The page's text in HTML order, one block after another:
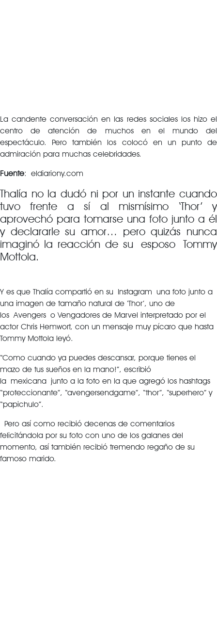
La candente conversación en las redes sociales los hizo el
centro de atención de muchos en el mundo del
espectáculo. Pero también los colocó en un punto de
admiración para muchas celebridades.
Fuente: eldiariony.com
Thalía no la dudó ni por un instante cuando
tuvo frente a sí al mismísimo ‘Thor’ y
aprovechó para tomarse una foto junto a él
y declararle su amor… pero quizás nunca
imaginó la reacción de su esposo Tommy
Mottola.
Y es que Thalía compartió en su Instagram una foto junto a
una imagen de tamaño natural de ‘Thor’, uno de
los Avengers o Vengadores de Marvel interpretado por el
actor Chris Hemwort, con un mensaje muy pícaro que hasta
Tommy Mottola leyó.
“Como cuando ya puedes descansar, porque tienes el
mazo de tus sueños en la mano!”, escribió
la mexicana junto a la foto en la que agregó los hashtags
“proteccionante”, “avengersendgame”, “thor”, “superhero” y
“papichulo”.
Pero así como recibió decenas de comentarios
felicitándola por su foto con uno de los galanes del
momento, así también recibió tremendo regaño de su
famoso marido.